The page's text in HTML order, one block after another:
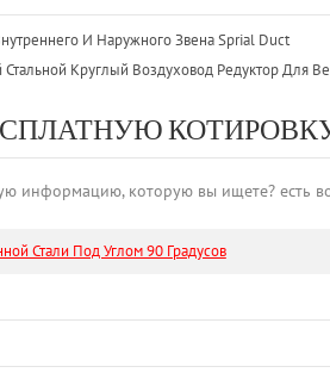
И Наружного Звена Sprial Duct
Круглый Воздуховод Редуктор Для
информацию, которую вы ищете? есть
Стали Под Углом 90 Градусов